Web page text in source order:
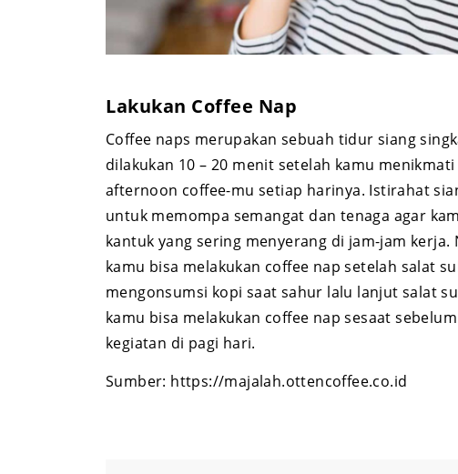
Lakukan Coffee Nap
Coffee naps merupakan sebuah tidur siang
dilakukan 10 – 20 menit setelah kamu
afternoon coffee-mu setiap harinya. Istirahat
untuk memompa semangat dan tenaga agar
kantuk yang sering menyerang di jam-jam kerja.
kamu bisa melakukan coffee nap setelah salat
mengonsumsi kopi saat sahur lalu lanjut salat
kamu bisa melakukan coffee nap sesaat
kegiatan di pagi hari.
Sumber: https://majalah.ottencoffee.co.id